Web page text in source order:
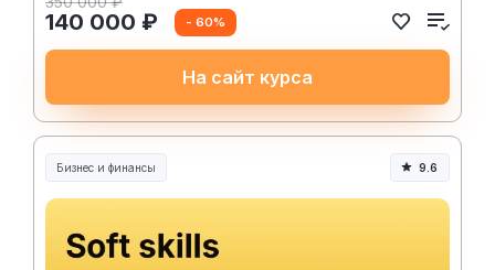
140 000 ₽ - 60%
На сайт курса
Бизнес и финансы 9.6